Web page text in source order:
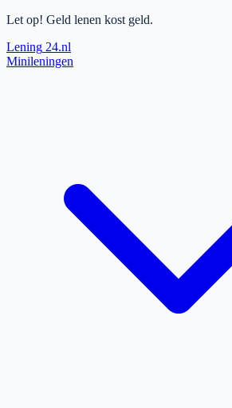
Let op! Geld lenen kost geld.
Lening 24.nl
Minileningen